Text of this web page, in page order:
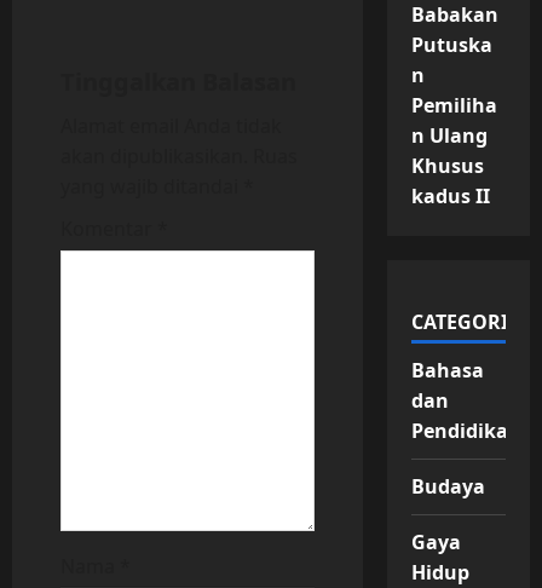
i
Babakan
Putuska
n
Pemiliha
n Ulang
Khusus
kadus II
CATEGORIES
Bahasa
dan
Pendidikan
Budaya
Gaya
Hidup